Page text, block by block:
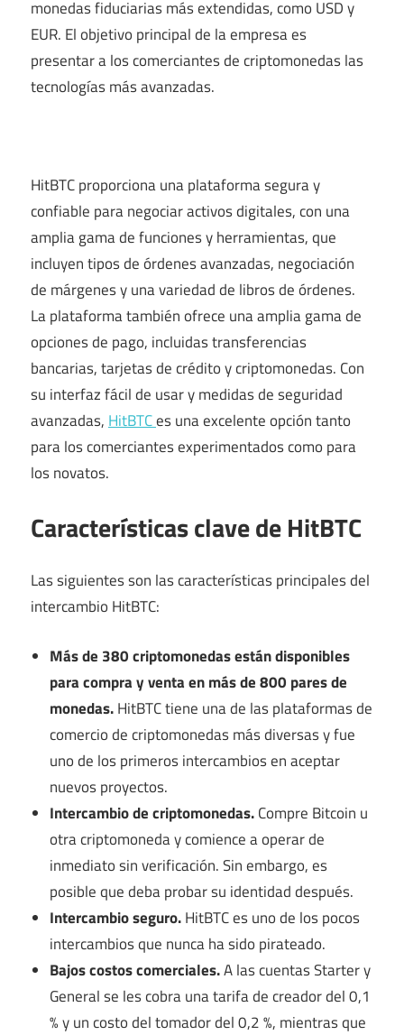
monedas fiduciarias más extendidas, como USD y
EUR. El objetivo principal de la empresa es
presentar a los comerciantes de criptomonedas las
tecnologías más avanzadas.
HitBTC proporciona una plataforma segura y
confiable para negociar activos digitales, con una
amplia gama de funciones y herramientas, que
incluyen tipos de órdenes avanzadas, negociación
de márgenes y una variedad de libros de órdenes.
La plataforma también ofrece una amplia gama de
opciones de pago, incluidas transferencias
bancarias, tarjetas de crédito y criptomonedas. Con
su interfaz fácil de usar y medidas de seguridad
avanzadas, HitBTCes una excelente opción tanto
para los comerciantes experimentados como para
los novatos.
Características clave de HitBTC
Las siguientes son las características principales del
intercambio HitBTC:
Más de 380 criptomonedas están disponibles
para compra y venta en más de 800 pares de
monedas.HitBTC tiene una de las plataformas de
comercio de criptomonedas más diversas y fue
uno de los primeros intercambios en aceptar
nuevos proyectos.
Intercambio de criptomonedas.Compre Bitcoin u
otra criptomoneda y comience a operar de
inmediato sin verificación. Sin embargo, es
posible que deba probar su identidad después.
Intercambio seguro.HitBTC es uno de los pocos
intercambios que nunca ha sido pirateado.
Bajos costos comerciales.A las cuentas Starter y
General se les cobra una tarifa de creador del 0,1
% y un costo del tomador del 0,2 %, mientras que